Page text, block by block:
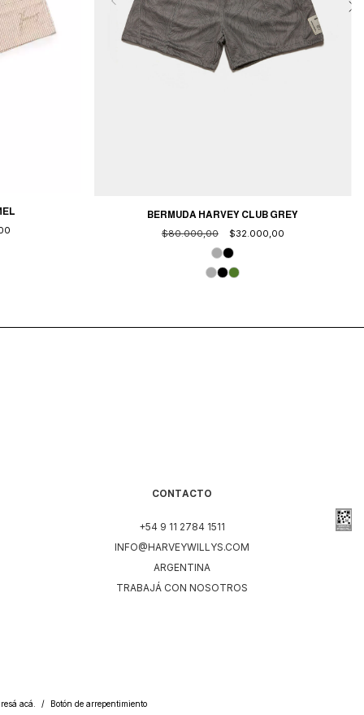
BERMUDA HARVEY CLUB GREY
$80.000,00
$32.000,00
CONTACTO
+54 9 11 2784 1511
INFO@HARVEYWILLYS.COM
ARGENTINA
TRABAJÁ CON NOSOTROS
acá. / Botón de arrepentimiento